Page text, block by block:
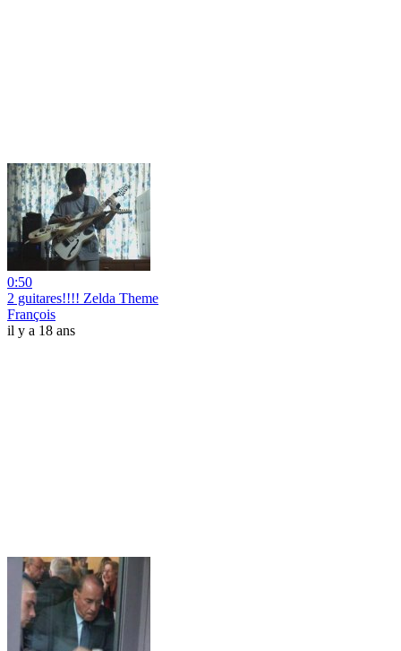
0:50
2 guitares!!!! Zelda Theme
François
il y a 18 ans